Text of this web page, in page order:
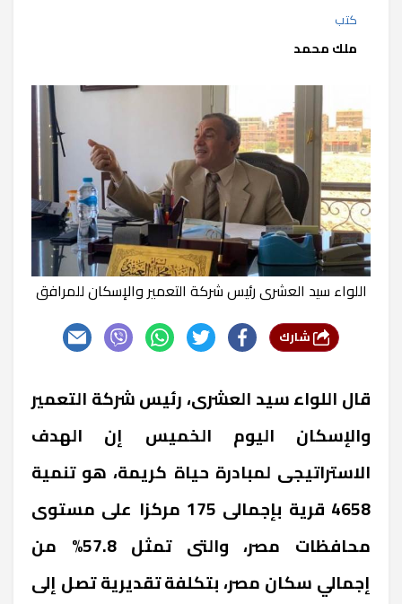
كتب
ملك محمد
اللواء سيد العشرى رئيس شركة التعمير والإسكان للمرافق
قال اللواء سيد العشرى، رئيس شركة التعمير
والإسكان اليوم الخميس إن الهدف
الاستراتيجى لمبادرة حياة كريمة، هو تنمية
4658 قرية بإجمالى 175 مركزا على مستوى
محافظات مصر، والتى تمثل 57.8% من
إجمالي سكان مصر، بتكلفة تقديرية تصل إلى